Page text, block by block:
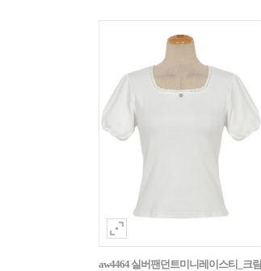
aw4464 실버팬던트미니레이스티_크림